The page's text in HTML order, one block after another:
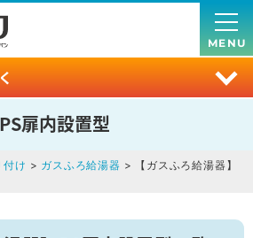
MENU
PS扉内設置型
付け > ガスふろ給湯器 > 【ガスふろ給湯器】